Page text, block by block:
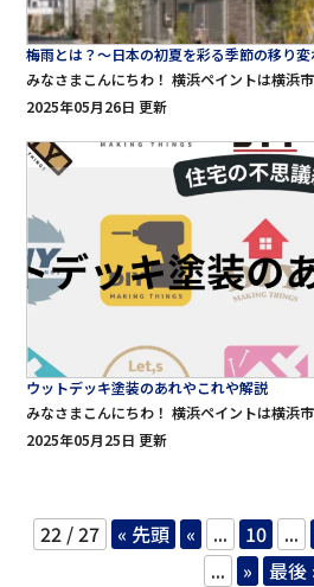
梅雨とは？～日本の初夏を彩る季節の移り
2025年05月26日 更新
ウットデッキ塗装のあれやこれや解説
2025年05月25日 更新
22 / 27 « 先頭 « ... 10 ...
...
» 最後